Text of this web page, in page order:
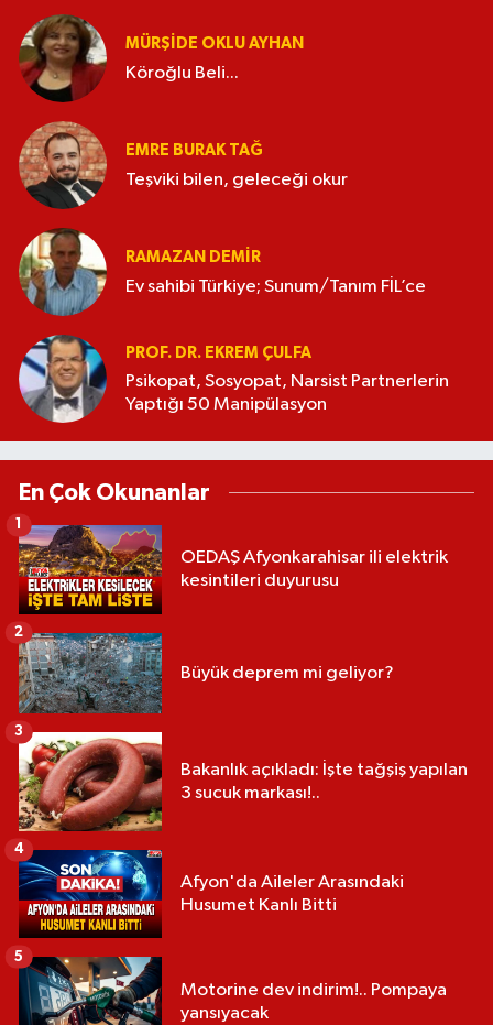
MÜRŞIDE OKLU AYHAN
Köroğlu Beli...
EMRE BURAK TAĞ
Teşviki bilen, geleceği okur
RAMAZAN DEMİR
Ev sahibi Türkiye; Sunum/Tanım FİL’ce
PROF. DR. EKREM ÇULFA
Psikopat, Sosyopat, Narsist Partnerlerin
Yaptığı 50 Manipülasyon
En Çok Okunanlar
OEDAŞ Afyonkarahisar ili elektrik
kesintileri duyurusu
1
Büyük deprem mi geliyor?
2
Bakanlık açıkladı: İşte tağşiş yapılan
3 sucuk markası!..
3
Afyon'da Aileler Arasındaki
Husumet Kanlı Bitti
4
Motorine dev indirim!.. Pompaya
yansıyacak
5